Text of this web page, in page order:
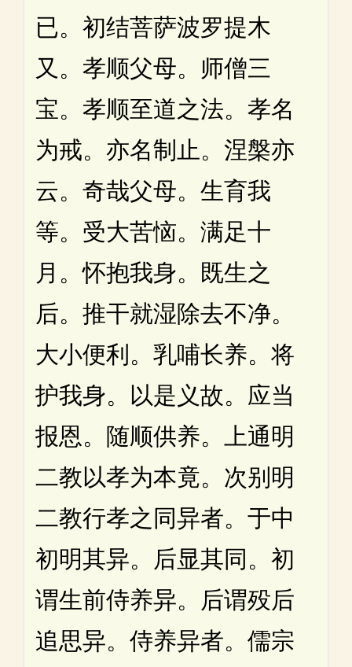
已。初结菩萨波罗提木
又。孝顺父母。师僧三
宝。孝顺至道之法。孝名
为戒。亦名制止。涅槃亦
云。奇哉父母。生育我
等。受大苦恼。满足十
月。怀抱我身。既生之
后。推干就湿除去不净。
大小便利。乳哺长养。将
护我身。以是义故。应当
报恩。随顺供养。上通明
二教以孝为本竟。次别明
二教行孝之同异者。于中
初明其异。后显其同。初
谓生前侍养异。后谓殁后
追思异。侍养异者。儒宗